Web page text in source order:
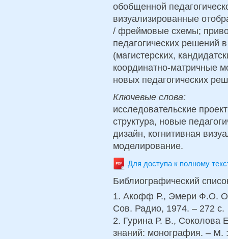
обобщенной
визуализированные
/ фреймовые схемы;
педагогических решений
(магистерских,
координатно-матричные
новых педагогических
Ключевые слова:
исследовательские
структура, новые
дизайн, когнитивная
моделирование.
Для доступа к полному
Библиографический
1. Акофф Р., Эмери Ф.О. О
Сов. Радио, 1974. – 272 с.
2. Гурина Р. В., Соколова
знаний: монография. –